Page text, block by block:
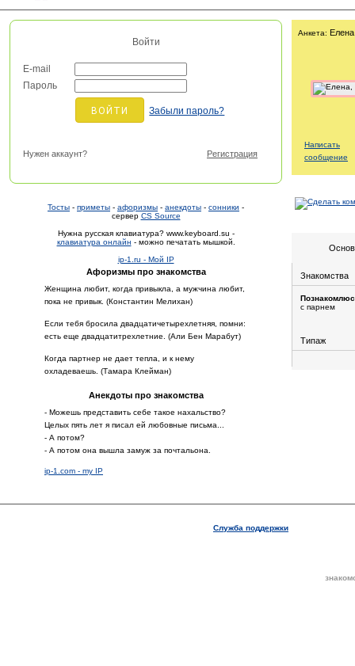
Войти
E-mail
Пароль
Забыли пароль?
Нужен аккаунт? Регистрация
Тосты - приметы - афоризмы - анекдоты - сонники -
сервер CS Source
Нужна русская клавиатура? www.keyboard.su -
клавиатура онлайн - можно печатать мышкой.
ip-1.ru - Мой IP
Афоризмы про знакомства
Женщина любит, когда привыкла, а мужчина любит,
пока не привык. (Константин Мелихан)
Если тебя бросила двадцатичетырехлетняя, помни:
есть еще двадцатитрехлетние. (Али Бен Марабут)
Когда партнер не дает тепла, и к нему
охладеваешь. (Тамара Клейман)
Анекдоты про знакомства
- Можешь представить себе такое нахальство?
Целых пять лет я писал ей любовные письма...
- А потом?
- А потом она вышла замуж за почтальона.
ip-1.com - my IP
Анкета: Елена
Написать
сообщение
Знакомства
с парнем
Типаж
Служба поддержки